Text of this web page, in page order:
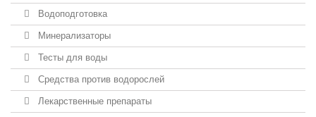
Водоподготовка
Минерализаторы
Тесты для воды
Средства против водорослей
Лекарственные препараты